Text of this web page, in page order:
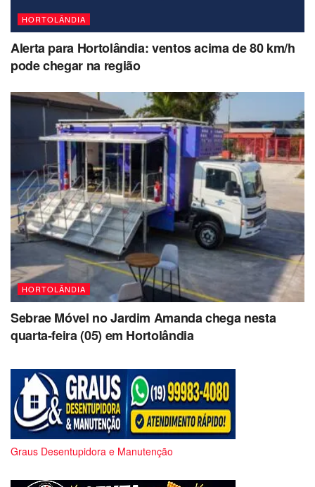
HORTOLÂNDIA
Alerta para Hortolândia: ventos acima de 80 km/h
pode chegar na região
HORTOLÂNDIA
Sebrae Móvel no Jardim Amanda chega nesta
quarta-feira (05) em Hortolândia
Graus Desentupidora e Manutenção